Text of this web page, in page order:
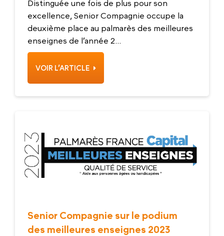
Distinguée une fois de plus pour son
excellence, Senior Compagnie occupe la
deuxième place au palmarès des meilleures
enseignes de l’année 2...
VOIR L’ARTICLE
Senior Compagnie sur le podium
des meilleures enseignes 2023